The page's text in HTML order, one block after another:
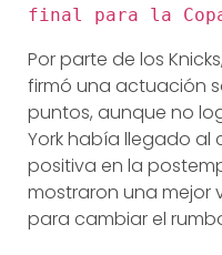
final para la
Por parte de los
firmó una actuación
puntos, aunque no
York había llegado
positiva en la
mostraron una mejor
para cambiar el